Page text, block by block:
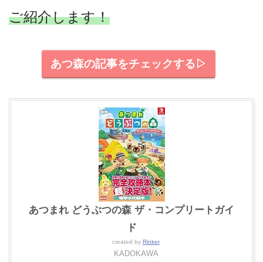
ご紹介します！
あつ森の記事をチェックする▷
あつまれ どうぶつの森 ザ・コンプリートガイ
ド
created by Rinker
KADOKAWA